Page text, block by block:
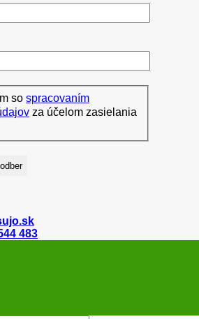
so spracovaním
za účelom zasielania
483